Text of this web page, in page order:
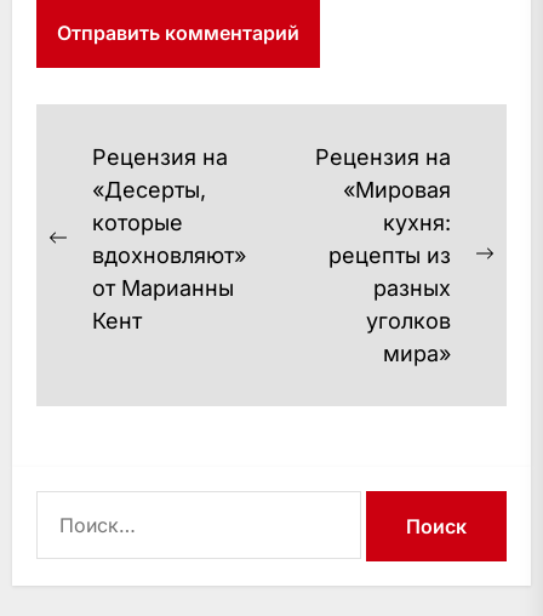
Навигация
записям
Предыдущая
запись:
Рецензия на
«Десерты,
которые
вдохновляют»
от Марианны
Кент
Рецензия на
«Мировая
кухня:
рецепты из
разных
уголков
мира»